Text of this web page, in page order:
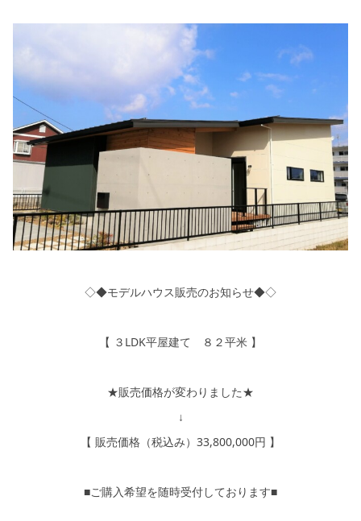
◇◆モデルハウス販売のお知らせ◆◇
【 ３LDK平屋建て ８２平米 】
★販売価格が変わりました★
↓
【 販売価格（税込み）33,800,000円 】
■ご購入希望を随時受付しております■